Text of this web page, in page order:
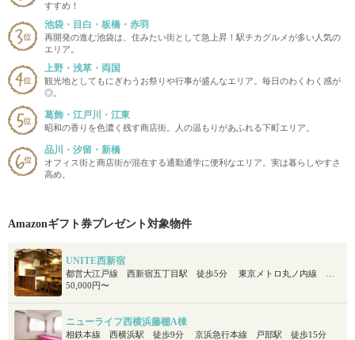
すすめ！
池袋・目白・板橋・赤羽
再開発の進む池袋は、住みたい街として急上昇！駅チカグルメが多い人気の
エリア。
上野・浅草・両国
観光地としてもにぎわうお祭りや行事が盛んなエリア。毎日のわくわく感が
◎。
葛飾・江戸川・江東
昭和の香りを色濃く残す商店街。人の温もりがあふれる下町エリア。
品川・汐留・新橋
オフィス街と商店街が混在する通勤通学に便利なエリア。実は暮らしやすさ
高め。
Amazonギフト券プレゼント対象物件
UNITE西新宿
50,000円〜
ニューライフ西横浜藤棚A棟
相鉄本線 西横浜駅 徒歩9分 京浜急行本線 戸部駅 徒歩15分